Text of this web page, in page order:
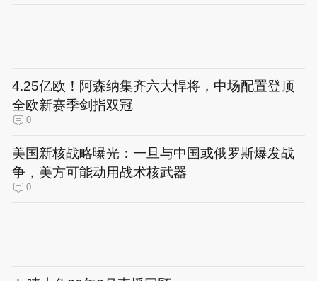
4.25亿欧！阿森纳集齐六大悍将，中场配置登顶
全欧新赛季剑指双冠
0
美国新核战略曝光：一旦与中国或俄罗斯爆发战
争，美方可能动用战术核武器
0